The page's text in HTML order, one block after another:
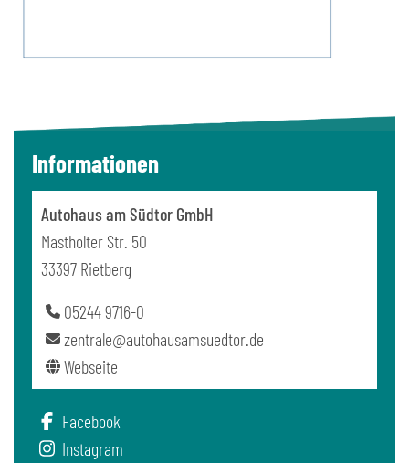
Informationen
Autohaus am Südtor GmbH
Mastholter Str. 50
33397 Rietberg
05244 9716-0
zentrale@autohausamsuedtor.de
Webseite
Facebook
Instagram